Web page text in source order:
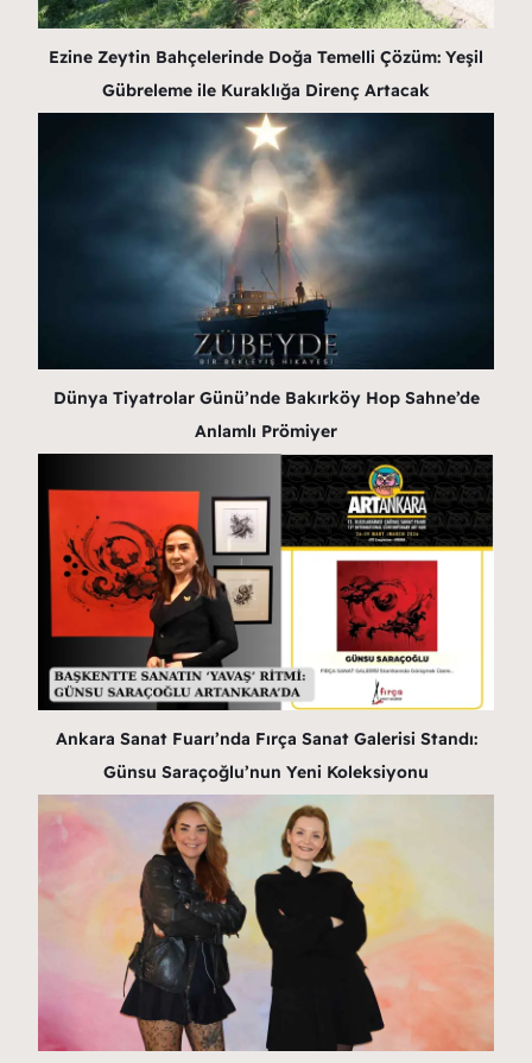
Ezine Zeytin Bahçelerinde Doğa Temelli Çözüm: Yeşil
Gübreleme ile Kuraklığa Direnç Artacak
Dünya Tiyatrolar Günü’nde Bakırköy Hop Sahne’de
Anlamlı Prömiyer
Ankara Sanat Fuarı’nda Fırça Sanat Galerisi Standı:
Günsu Saraçoğlu’nun Yeni Koleksiyonu